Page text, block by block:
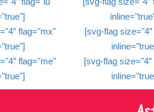
flag="mx"
flag="me"
[svg-flag
[svg-flag